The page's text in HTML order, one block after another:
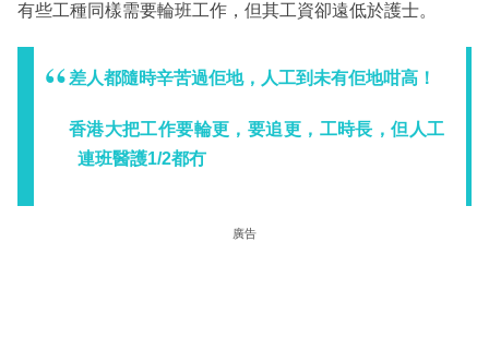
有些工種同樣需要輪班工作，但其工資卻遠低於護士。
差人都隨時辛苦過佢地，人工到未有佢地咁高！
香港大把工作要輪更，要追更，工時長，但人工
連班醫護1/2都冇
廣告